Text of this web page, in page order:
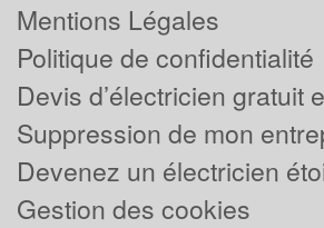
Mentions Légales
Politique de confidentialité
Devis d’électricien gratuit
Suppression de mon
Devenez un électricien
Gestion des cookies